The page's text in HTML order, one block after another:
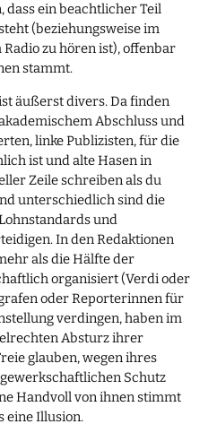
dass ein beachtlicher Teil
(beziehungsweise im
zu hören ist), offenbar
stammt.
äußerst divers. Da finden
Abschluss und
linke Publizisten, für die
ist und alte Hasen in
Zeile schreiben als du
unterschiedlich sind die
und
In den Redaktionen
als die Hälfte der
organisiert (Verdi oder
oder Reporterinnen für
verdingen, haben im
Absturz ihrer
glauben, wegen ihres
Schutz
Handvoll von ihnen stimmt
eine Illusion.